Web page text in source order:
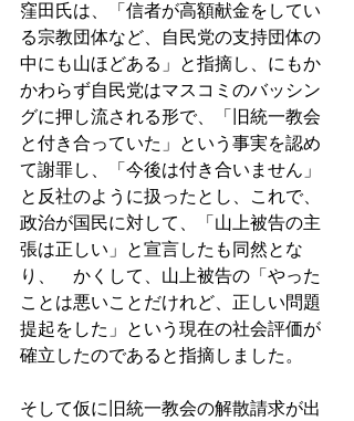
窪田氏は、「信者が高額献金をしてい
る宗教団体など、自民党の支持団体の
中にも山ほどある」と指摘し、にもか
かわらず自民党はマスコミのバッシン
グに押し流される形で、「旧統一教会
と付き合っていた」という事実を認め
て謝罪し、「今後は付き合いません」
と反社のように扱ったとし、これで、
政治が国民に対して、「山上被告の主
張は正しい」と宣言したも同然とな
り、　かくして、山上被告の「やった
ことは悪いことだけれど、正しい問題
提起をした」という現在の社会評価が
確立したのであると指摘しました。
そして仮に旧統一教会の解散請求が出